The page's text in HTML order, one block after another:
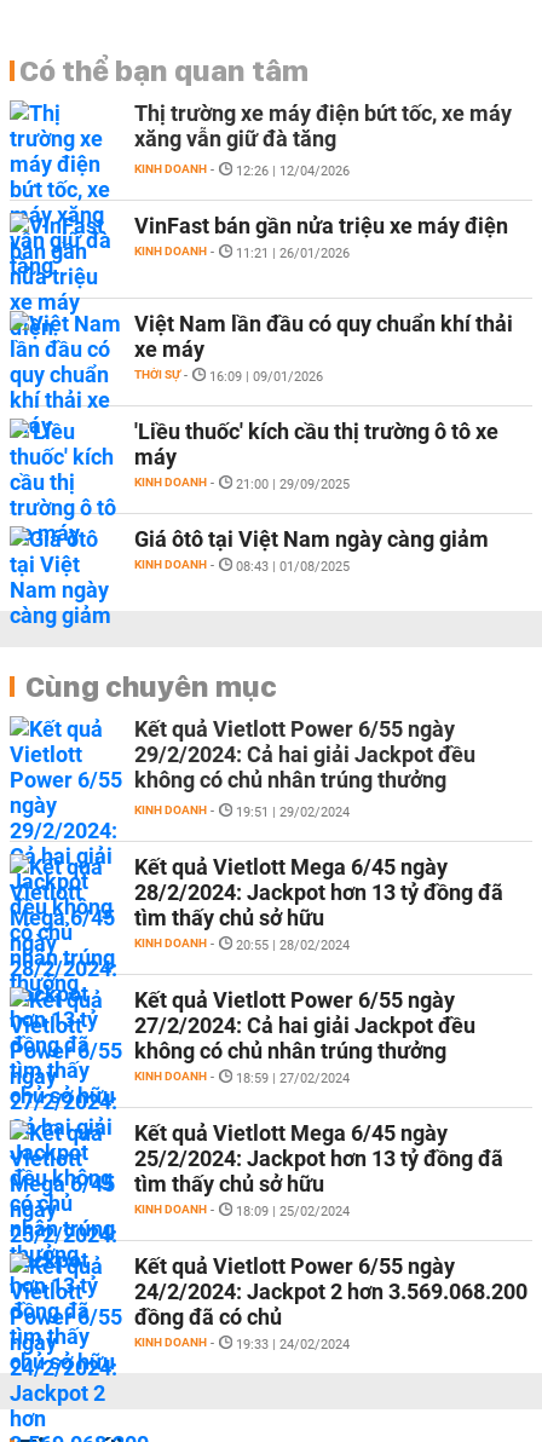
Có thể bạn quan tâm
Thị trường xe máy điện bứt tốc, xe máy
xăng vẫn giữ đà tăng
KINH DOANH - 12:26 | 12/04/2026
VinFast bán gần nửa triệu xe máy điện
KINH DOANH - 11:21 | 26/01/2026
Việt Nam lần đầu có quy chuẩn khí thải
xe máy
THỜI SỰ - 16:09 | 09/01/2026
'Liều thuốc' kích cầu thị trường ô tô xe
máy
KINH DOANH - 21:00 | 29/09/2025
Giá ôtô tại Việt Nam ngày càng giảm
KINH DOANH - 08:43 | 01/08/2025
Cùng chuyên mục
Kết quả Vietlott Power 6/55 ngày
29/2/2024: Cả hai giải Jackpot đều
không có chủ nhân trúng thưởng
KINH DOANH - 19:51 | 29/02/2024
Kết quả Vietlott Mega 6/45 ngày
28/2/2024: Jackpot hơn 13 tỷ đồng đã
tìm thấy chủ sở hữu
KINH DOANH - 20:55 | 28/02/2024
Kết quả Vietlott Power 6/55 ngày
27/2/2024: Cả hai giải Jackpot đều
không có chủ nhân trúng thưởng
KINH DOANH - 18:59 | 27/02/2024
Kết quả Vietlott Mega 6/45 ngày
25/2/2024: Jackpot hơn 13 tỷ đồng đã
tìm thấy chủ sở hữu
KINH DOANH - 18:09 | 25/02/2024
Kết quả Vietlott Power 6/55 ngày
24/2/2024: Jackpot 2 hơn 3.569.068.200
đồng đã có chủ
KINH DOANH - 19:33 | 24/02/2024